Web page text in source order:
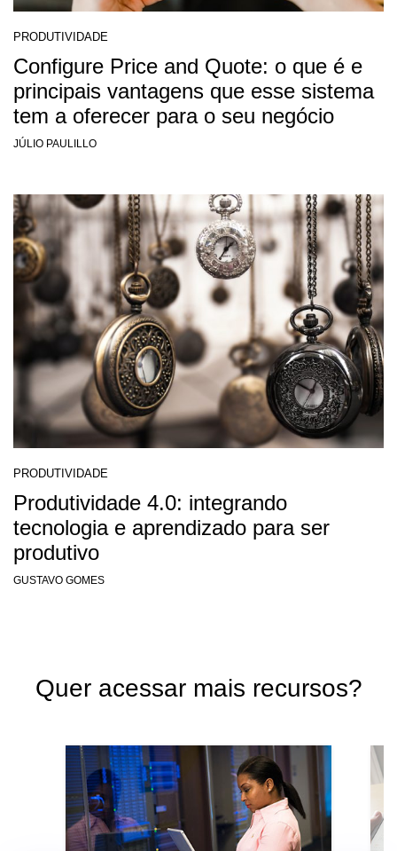
PRODUTIVIDADE
Configure Price and Quote: o que é e
principais vantagens que esse sistema
tem a oferecer para o seu negócio
JÚLIO PAULILLO
PRODUTIVIDADE
Produtividade 4.0: integrando
tecnologia e aprendizado para ser
produtivo
GUSTAVO GOMES
Quer acessar mais recursos?